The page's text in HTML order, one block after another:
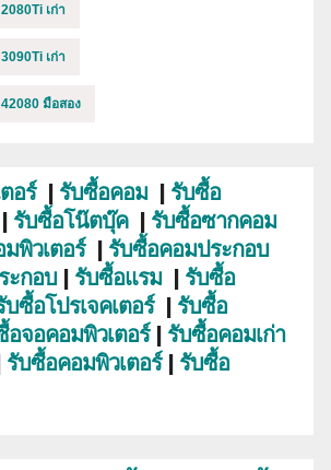
เก่า
เก่า
มือสอง
อร์| รับซื้อคอม | รับซื้อ
รับซื้อโน๊ตบุ๊ค | รับซื้อซากคอม
พิวเตอร์| รับซื้อคอมประกอบ
ะกอบ | รับซื้อแรม | รับซื้อ
บซื้อโปรเจคเตอร์| รับซื้อ
อจอคอมพิวเตอร์ | รับซื้อคอมเก่า
รับซื้อคอมพิวเตอร์| รับซื้อ